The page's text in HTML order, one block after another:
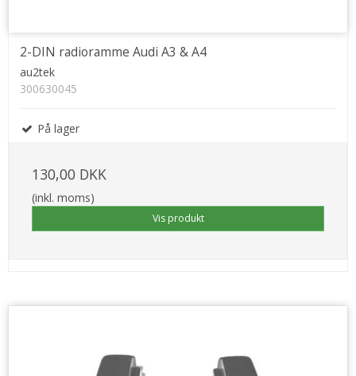
2-DIN radioramme Audi A3 & A4
au2tek
300630045
På lager
130,00 DKK
(inkl. moms)
Vis produkt